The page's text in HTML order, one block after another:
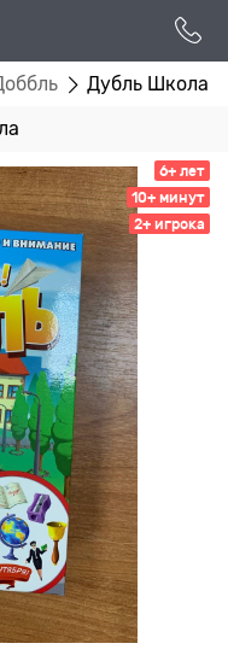
Дубль Школа
6+ лет
10+ минут
2+ игрока